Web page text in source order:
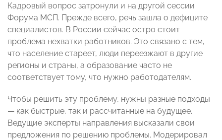
Кадровый вопрос затронули и на другой сессии
Форума МСП. Прежде всего, речь зашла о дефиците
специалистов. В России сейчас остро стоит
проблема нехватки работников. Это связано с тем,
что население стареет, люди переезжают в другие
регионы и страны, а образование часто не
соответствует тому, что нужно работодателям.
Чтобы решить эту проблему, нужны разные подходы
— как быстрые, так и рассчитанные на будущее.
Ведущие эксперты направления высказали свои
предложения по решению проблемы. Модерировал